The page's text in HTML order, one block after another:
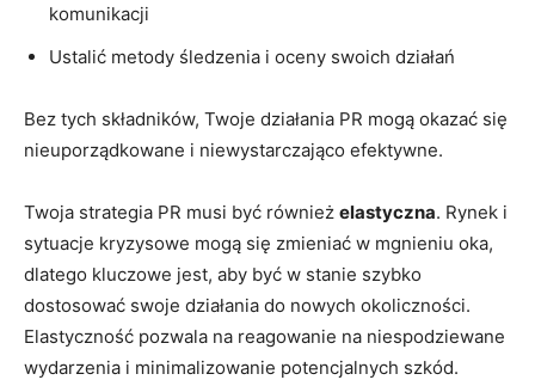
komunikacji
Ustalić metody śledzenia i oceny swoich działań
Bez tych składników, Twoje działania PR mogą okazać się
nieuporządkowane i niewystarczająco efektywne.
Twoja strategia PR musi być również elastyczna. Rynek i
sytuacje kryzysowe mogą się zmieniać w mgnieniu oka,
dlatego kluczowe jest, aby być w stanie szybko
dostosować swoje działania do nowych okoliczności.
Elastyczność pozwala na reagowanie na niespodziewane
wydarzenia i minimalizowanie potencjalnych szkód.